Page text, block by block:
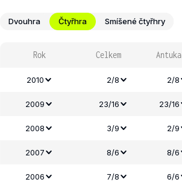
Dvouhra Čtyřhra Smíšené čtyřhry
Rok Celkem Antuka
2010 2/8 2/8
2009 23/16 23/16
2008 3/9 2/9
2007 8/6 8/6
2006 7/8 6/6